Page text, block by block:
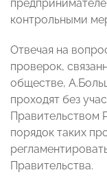
контрольными
Отвечая на
проверок,
обществе,
проходят без
Правительством
порядок таких
Правительства.